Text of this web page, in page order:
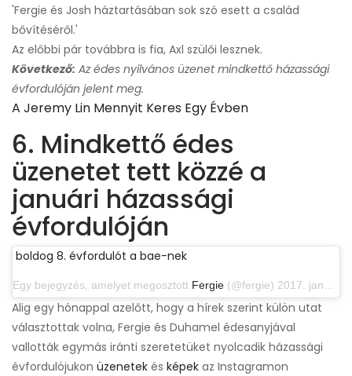
'Fergie és Josh háztartásában sok szó esett a család
bővítéséről.'
Az előbbi pár továbbra is fia, Axl szülői lesznek.
Következő: Az édes nyilvános üzenet mindkettő házassági
évfordulóján jelent meg.
A Jeremy Lin Mennyit Keres Egy Évben
6. Mindkettő édes
üzenetet tett közzé a
januári házassági
évfordulóján
boldog 8. évfordulót a bae-nek
Egy bejegyzés, amelyet megosztott Fergie (@fergie) 2017. január 10-én, 16:13 PST-kor
Alig egy hónappal azelőtt, hogy a hírek szerint külön utat
választottak volna, Fergie és Duhamel édesanyjával
vallották egymás iránti szeretetüket nyolcadik házassági
évfordulójukon üzenetek és képek az Instagramon